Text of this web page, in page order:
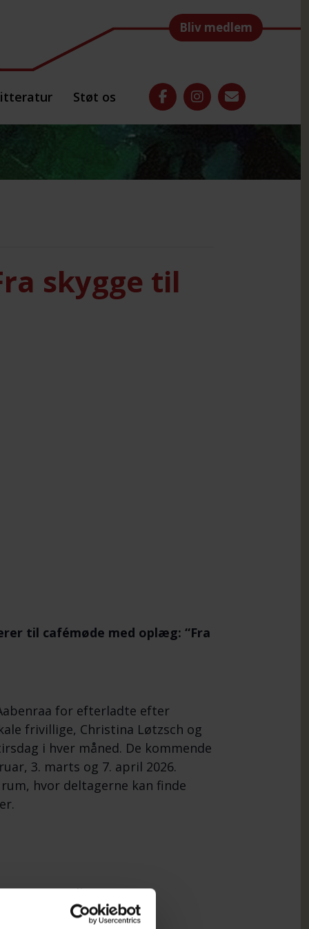
Bliv medlem
Støt os
skygge til
til cafémøde med oplæg: “Fra
for efterladte efter
frivillige, Christina Løtzsch og
i hver måned. De kommende
3. marts og 7. april 2026.
hvor deltagerne kan finde
og Helle